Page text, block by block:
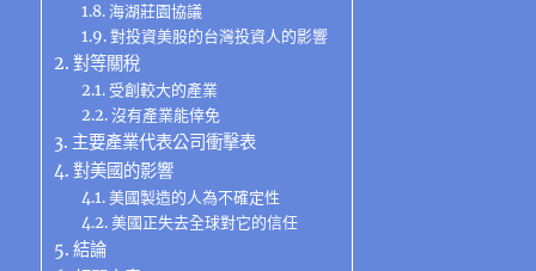
海湖莊園協議
對投資美股的台灣投資人的影響
對等關稅
受創較大的產業
沒有產業能倖免
主要產業代表公司衝擊表
對美國的影響
美國製造的人為不確定性
美國正失去全球對它的信任
結論